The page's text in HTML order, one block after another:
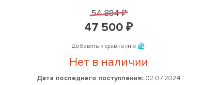
54 884 ₽
47 500 ₽
Добавить к сравнению
Нет в наличии
Дата последнего поступления:02.07.2024